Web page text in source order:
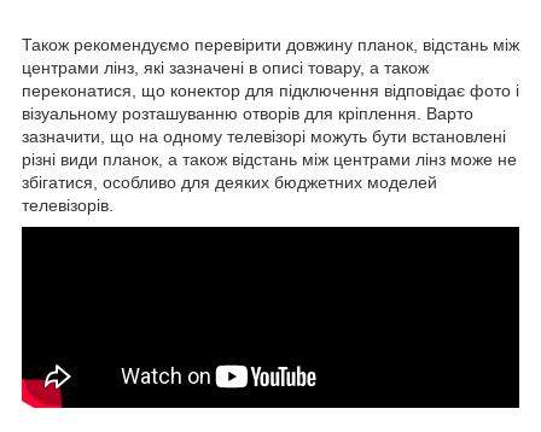
Також рекомендуємо перевірити довжину планок, відстань між
центрами лінз, які зазначені в описі товару, а також
переконатися, що конектор для підключення відповідає фото і
візуальному розташуванню отворів для кріплення. Варто
зазначити, що на одному телевізорі можуть бути встановлені
різні види планок, а також відстань між центрами лінз може не
збігатися, особливо для деяких бюджетних моделей
телевізорів.